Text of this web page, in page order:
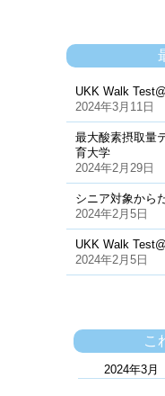
UKK Walk
2024年3月11日
最大酸素摂取量
育大学
2024年2月29日
シニア対象から
2024年2月5日
UKK Walk
2024年2月5日
こ
2024年3月